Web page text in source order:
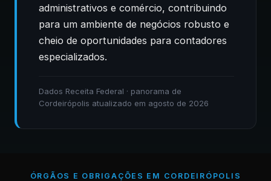
administrativos e comércio, contribuindo
para um ambiente de negócios robusto e
cheio de oportunidades para contadores
especializados.
Dados Receita Federal · panorama de
Cordeirópolis atualizado em agosto de 2026
ÓRGÃOS E OBRIGAÇÕES EM CORDEIRÓPOLIS